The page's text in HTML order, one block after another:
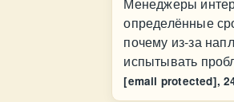
определённые
почему из-за
испытывать
[email protected],